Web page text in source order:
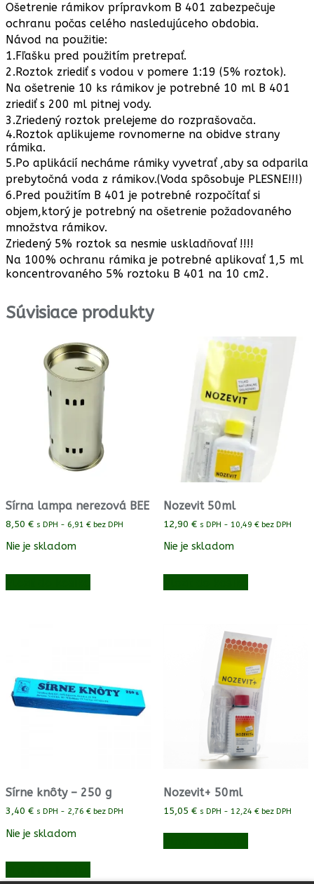
Ošetrenie rámikov prípravkom B 401 zabezpečuje
ochranu počas celého nasledujúceho obdobia.
Návod na použitie:
1.Fľašku pred použitím pretrepať.
2.Roztok zriediť s vodou v pomere 1:19 (5% roztok).
Na ošetrenie 10 ks rámikov je potrebné 10 ml B 401
zriediť s 200 ml pitnej vody.
3.Zriedený roztok prelejeme do rozprašovača.
4.Roztok aplikujeme rovnomerne na obidve strany
rámika.
5.Po aplikácií necháme rámiky vyvetrať ,aby sa odparila
prebytočná voda z rámikov.(Voda spôsobuje PLESNE!!!)
6.Pred použitím B 401 je potrebné rozpočítať si
objem,ktorý je potrebný na ošetrenie požadovaného
množstva rámikov.
Zriedený 5% roztok sa nesmie uskladňovať !!!!
Na 100% ochranu rámika je potrebné aplikovať 1,5 ml
koncentrovaného 5% roztoku B 401 na 10 cm2.
Súvisiace produkty
Sírna lampa nerezová BEE
8,50 € s DPH - 6,91 € bez DPH
Nie je skladom
Nozevit 50ml
12,90 € s DPH - 10,49 €bez DPH
Nie je skladom
Sírne knôty – 250 g
3,40 € s DPH - 2,76 € bez DPH
Nie je skladom
Nozevit+ 50ml
15,05 € s DPH - 12,24 €bez DPH